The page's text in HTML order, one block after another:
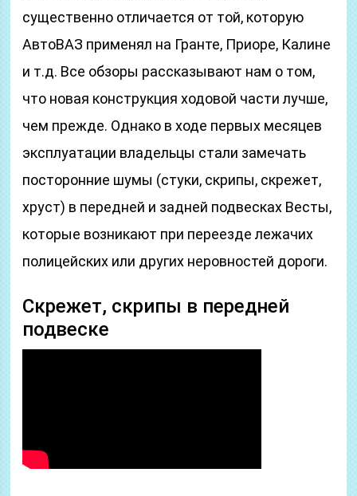
существенно отличается от той, которую
АвтоВАЗ применял на Гранте, Приоре, Калине
и т.д. Все обзоры рассказывают нам о том,
что новая конструкция ходовой части лучше,
чем прежде. Однако в ходе первых месяцев
эксплуатации владельцы стали замечать
посторонние шумы (стуки, скрипы, скрежет,
хруст) в передней и задней подвесках Весты,
которые возникают при переезде лежачих
полицейских или других неровностей дороги.
Скрежет, скрипы в передней
подвеске